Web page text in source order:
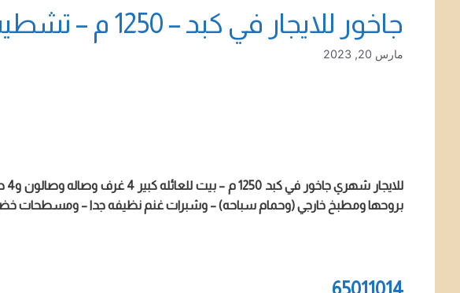
جاخور للايجار في كبد – 1250 م – تشطيب سوبر ديلوكس
مارس 20, 2023
بروحها ومطبخ خارجي (وحمام سباحه) – وشبرات غنم نظيفه جدا – ومسطحات